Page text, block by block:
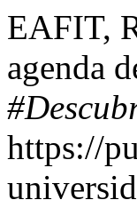
EAFIT,
agenda
https://